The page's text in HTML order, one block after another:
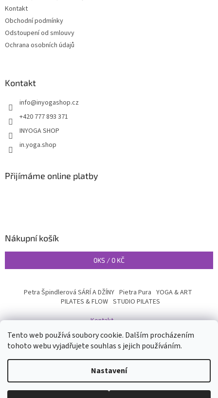
Tento web používá soubory cookie. Dalším procházením
tohoto webu vyjadřujete souhlas s jejich používáním.
Nastavení
Kontakt
Obchodní podmínky
Odstoupení od smlouvy
Ochrana osobních údajů
Kontakt
info@inyogashop.cz
+420 777 893 371
INYOGA SHOP
in.yoga.shop
Přijímáme online platby
Nákupní košík
0KS / 0 KČ
Petra Špindlerová SÁRÍ A DŽÍNY Pietra Pura YOGA & ART
PILATES & FLOW STUDIO PILATES
Kontakt
Copyright 2026INYOGA SHOP. Všechna práva vyhrazena.Upravit